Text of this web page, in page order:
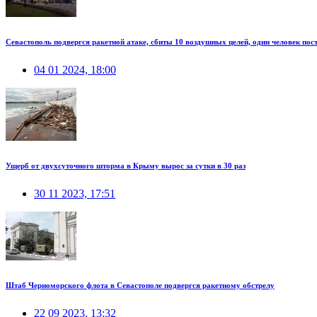
Севастополь подвергся ракетной атаке, сбиты 10 воздушных целей, один человек
04 01 2024, 18:00
Ущерб от двухсуточного шторма в Крыму вырос за сутки в 30 раз
30 11 2023, 17:51
Штаб Черноморского флота в Севастополе подвергся ракетному обстрелу
22 09 2023, 13:32